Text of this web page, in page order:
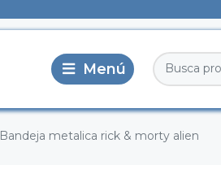
Bandeja metalica rick & morty alien